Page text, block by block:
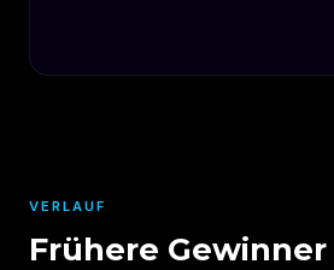
VERLAUF
Frühere Gewinner